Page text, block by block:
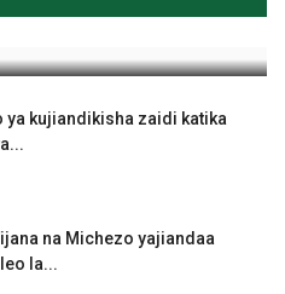
ya kujiandikisha zaidi katika
na Michezo yajiandaa
la...